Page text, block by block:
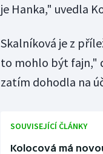
je Hanka," uvedla
Skalníková je z
to mohlo být fajn,"
zatím dohodla na
SOUVISEJÍCÍ ČLÁNKY
Kolocová má